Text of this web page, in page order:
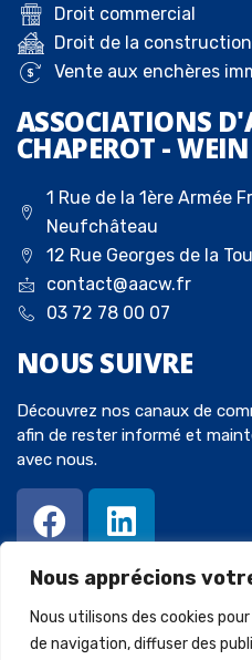
Nous apprécions
Nous utilisons des cookies
de navigation, diffuser des
Droit commercial
Droit de la
Vente aux enchères
ASSOCIATIONS
CHAPEROT - WEIN
1 Rue de la 1ère Armée
Neufchâteau
12 Rue Georges de la
contact@aacw.fr
03 72 78 00 07
NOUS SUIVRE
Découvrez nos canaux de
afin de rester informé et
avec nous.